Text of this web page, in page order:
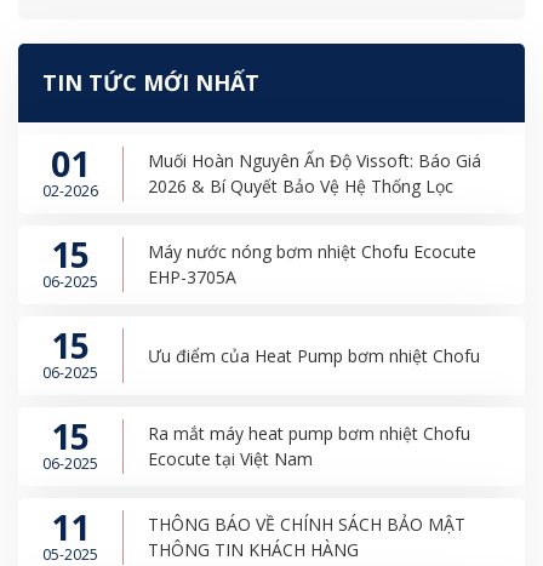
TIN TỨC MỚI NHẤT
01
02-2026
Muối Hoàn Nguyên Ấn Độ Vissoft: Báo Giá
2026 & Bí Quyết Bảo Vệ Hệ Thống Lọc
15
06-2025
Máy nước nóng bơm nhiệt Chofu Ecocute
EHP-3705A
15
06-2025
Ưu điểm của Heat Pump bơm nhiệt Chofu
15
06-2025
Ra mắt máy heat pump bơm nhiệt Chofu
Ecocute tại Việt Nam
11
05-2025
THÔNG BÁO VỀ CHÍNH SÁCH BẢO MẬT
THÔNG TIN KHÁCH HÀNG